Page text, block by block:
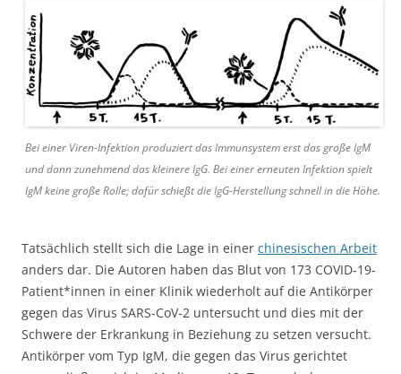
Bei einer Viren-Infektion produziert das Immunsystem erst das große IgM
und dann zunehmend das kleinere IgG. Bei einer erneuten Infektion spielt
IgM keine große Rolle; dafür schießt die IgG-Herstellung schnell in die Höhe.
Tatsächlich stellt sich die Lage in einer chinesischen Arbeit
anders dar. Die Autoren haben das Blut von 173 COVID-19-
Patient*innen in einer Klinik wiederholt auf die Antikörper
gegen das Virus SARS-CoV-2 untersucht und dies mit der
Schwere der Erkrankung in Beziehung zu setzen versucht.
Antikörper vom Typ IgM, die gegen das Virus gerichtet